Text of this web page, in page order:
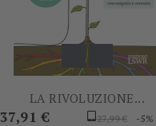
LA RIVOLUZIONE...
Prezzo
37,91 €
Prezzo
27,99 € -5%